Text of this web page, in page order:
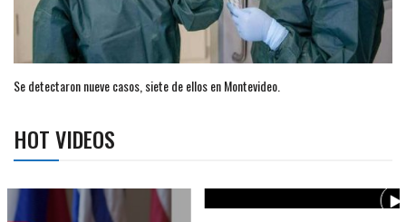
Se detectaron nueve casos, siete de ellos en Montevideo.
HOT VIDEOS